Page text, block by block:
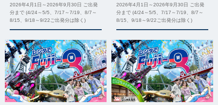
2026年4月1日～2026年9月30日 ご出発
分まで (4/24～5/5、7/17～7/19、8/7～
8/15、9/18～9/22ご出発分は除く)
2026年4月1日～2026年9月30日 ご出発
分まで (4/24～5/5、7/17～7/19、8/7～
8/15、9/18～9/22ご出発分は除く)